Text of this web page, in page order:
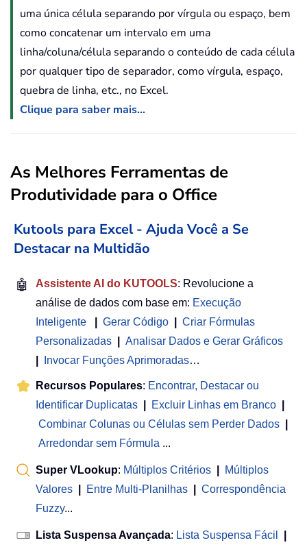
uma única célula separando por vírgula ou espaço, bem
como concatenar um intervalo em uma
linha/coluna/célula separando o conteúdo de cada célula
por qualquer tipo de separador, como vírgula, espaço,
quebra de linha, etc., no Excel.
Clique para saber mais...
As Melhores Ferramentas de
Produtividade para o Office
Kutools para Excel - Ajuda Você a Se
Destacar na Multidão
🤖 Assistente AI do KUTOOLS: Revolucione a
análise de dados com base em: Execução
Inteligente
Gerar Código
Criar Fórmulas
Personalizadas
Analisar Dados e Gerar Gráficos
Invocar Funções Aprimoradas…
Recursos Populares: Encontrar, Destacar ou
Identificar Duplicatas
Excluir Linhas em Branco
Combinar Colunas ou Células sem Perder Dados
Arredondar sem Fórmula ...
Super VLookup: Múltiplos Critérios
Múltiplos
Valores
Entre Multi-Planilhas
Correspondência
Fuzzy...
Lista Suspensa Avançada: Lista Suspensa Fácil